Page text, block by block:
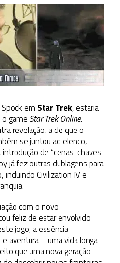
em Star Trek, estaria
game Star Trek Online.
revelação, a de que o
se juntou ao elenco,
de “cenas-chaves
já fez outras dublagens para
incluindo Civilization IV e
com o novo
feliz de estar envolvido
jogo, a essência
aventura – uma vida longa
que uma nova geração